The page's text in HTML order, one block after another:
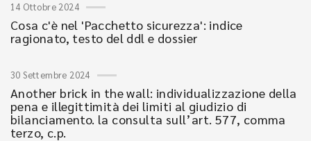
14 Ottobre 2024
Cosa c'è nel 'Pacchetto sicurezza': indice
ragionato, testo del ddl e dossier
30 Settembre 2024
Another brick in the wall: individualizzazione della
pena e illegittimità dei limiti al giudizio di
bilanciamento. la consulta sull’art. 577, comma
terzo, c.p.